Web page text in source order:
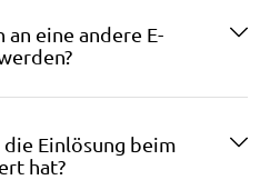
an eine andere E-
die Einlösung beim
hat?